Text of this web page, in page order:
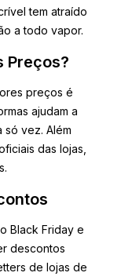
tem atraído
a todo vapor.
Preços?
preços é
ajudam a
só vez. Além
das lojas,
Black Friday e
descontos
de lojas de